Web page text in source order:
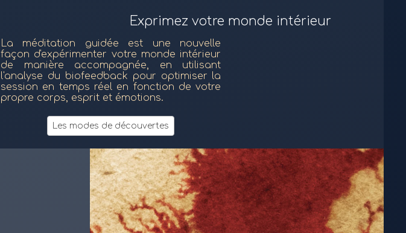
Exprimez votre monde intérieur
La méditation guidée est une nouvelle
façon d'expérimenter votre monde intérieur
de manière accompagnée, en utilisant
l'analyse du biofeedback pour optimiser la
session en temps réel en fonction de votre
propre corps, esprit et émotions.
Les modes de découvertes